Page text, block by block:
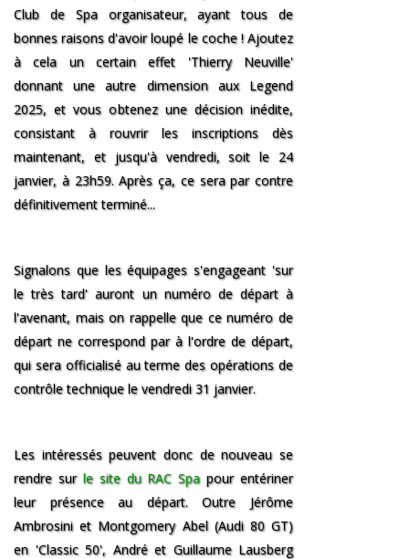
Club de Spa organisateur, ayant tous de
bonnes raisons d'avoir loupé le coche ! Ajoutez
à cela un certain effet 'Thierry Neuville'
donnant une autre dimension aux Legend
2025, et vous obtenez une décision inédite,
consistant à rouvrir les inscriptions dès
maintenant, et jusqu'à vendredi, soit le 24
janvier, à 23h59. Après ça, ce sera par contre
définitivement terminé...
Signalons que les équipages s'engageant 'sur
le très tard' auront un numéro de départ à
l'avenant, mais on rappelle que ce numéro de
départ ne correspond par à l'ordre de départ,
qui sera officialisé au terme des opérations de
contrôle technique le vendredi 31 janvier.
Les intéressés peuvent donc de nouveau se
rendre sur le site du RAC Spapour entériner
leur présence au départ. Outre Jérôme
Ambrosini et Montgomery Abel (Audi 80 GT)
en 'Classic 50', André et Guillaume Lausberg